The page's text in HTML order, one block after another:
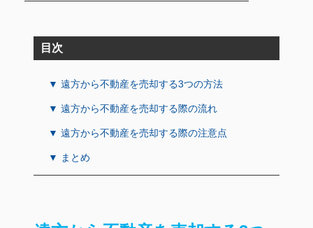
目次
▼ 遠方から不動産を売却する3つの方法
▼ 遠方から不動産を売却する際の流れ
▼ 遠方から不動産を売却する際の注意点
▼ まとめ